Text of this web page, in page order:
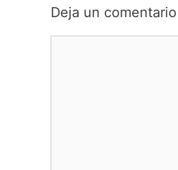
Deja un comentario